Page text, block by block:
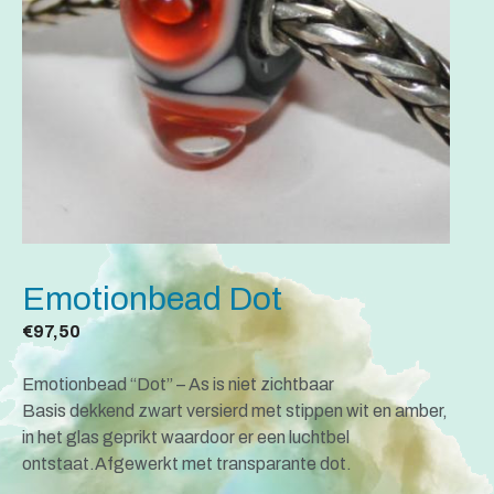
Emotionbead Dot
€97,50
Emotionbead “Dot” – As is niet zichtbaar
Basis dekkend zwart versierd met stippen wit en amber,
in het glas geprikt waardoor er een luchtbel
ontstaat.Afgewerkt met transparante dot.